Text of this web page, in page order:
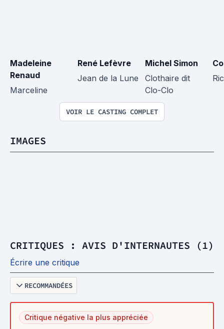
Madeleine
Renaud
Marceline
René Lefèvre
Jean de la Lune
Michel Simon
Clothaire dit
Clo-Clo
VOIR LE CASTING COMPLET
IMAGES
CRITIQUES : AVIS D'INTERNAUTES (1)
Écrire une critique
RECOMMANDÉES
Critique négative la plus appréciée